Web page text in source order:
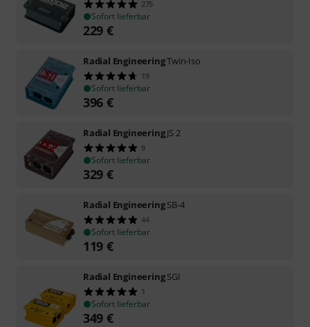
275
Sofort lieferbar
229 €
Radial EngineeringTwin-Iso
19
Sofort lieferbar
396 €
Radial EngineeringJS 2
9
Sofort lieferbar
329 €
Radial EngineeringSB-4
44
Sofort lieferbar
119 €
Radial EngineeringSGI
1
Sofort lieferbar
349 €